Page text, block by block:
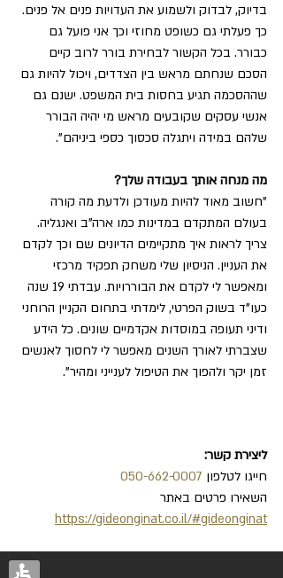
בדיוק, לבדוק ולשמוע את העדויות פנים אל פנים.
כך פעלתי גם כשופט מחוזי וכך אני פועל גם
כבורר. בכל הקשור לבחירת בורר לרוב קיים
הסכם שנחתם מראש בין הצדדים, ויכול להיות גם
שההסכמה תגיע בחסות בית המשפט. ישנם גם
אנשי עסקים שקובעים מראש מי יהיה הבורר
שלהם במידה ויתגלה סכסוך כספי ביניהם".
מה מנחה אותך בעבודה שלך?
"חשוב מאוד להיות מעודכן ולדעת מה קורה
בעולם המתקדם במדינות כמו ארה"ב ואנגליה.
צריך לראות איך מתקיימים הדיונים שם וכך לקדם
את העניין. הניסיון שלי משחק תפקיד מרכזי
ומאפשר לי לקדם את הבוררויות. עבדתי 19 שנה
כעו"ד בשוק הפרטי, לימדתי בתחום הקניין הרוחני
ודיני תעופה במוסדות אקדמיים שונים. כל הידע
שצברתי לאורך השנים מאפשר לי לחסוך לאנשים
זמן יקר ולהפוך את הטיפול לענייני ומהיר".
ליצירת קשר:
חייגו לטלפון 050-662-0007
השאירו פרטים באתר
https://gideonginat.co.il/#gideonginat